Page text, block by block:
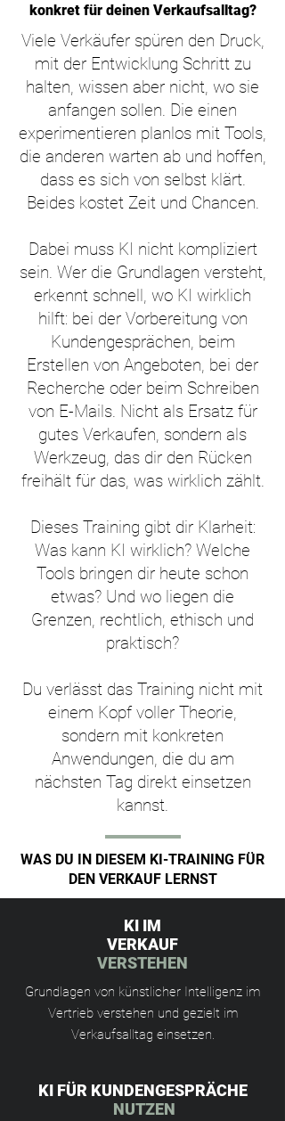
konkret für deinen Verkaufsalltag?
Viele Verkäufer spüren den Druck,
mit der Entwicklung Schritt zu
halten, wissen aber nicht, wo sie
anfangen sollen. Die einen
experimentieren planlos mit Tools,
die anderen warten ab und hoffen,
dass es sich von selbst klärt.
Beides kostet Zeit und Chancen.
Dabei muss KI nicht kompliziert
sein. Wer die Grundlagen versteht,
erkennt schnell, wo KI wirklich
hilft: bei der Vorbereitung von
Kundengesprächen, beim
Erstellen von Angeboten, bei der
Recherche oder beim Schreiben
von E-Mails. Nicht als Ersatz für
gutes Verkaufen, sondern als
Werkzeug, das dir den Rücken
freihält für das, was wirklich zählt.
Dieses Training gibt dir Klarheit:
Was kann KI wirklich? Welche
Tools bringen dir heute schon
etwas? Und wo liegen die
Grenzen, rechtlich, ethisch und
praktisch?
Du verlässt das Training nicht mit
einem Kopf voller Theorie,
sondern mit konkreten
Anwendungen, die du am
nächsten Tag direkt einsetzen
kannst.
WAS DU IN DIESEM KI-TRAINING FÜR
DEN VERKAUF LERNST
KI IM
VERKAUF
VERSTEHEN
Grundlagen von künstlicher Intelligenz im
Vertrieb verstehen und gezielt im
Verkaufsalltag einsetzen.
KI FÜR KUNDENGESPRÄCHE
NUTZEN